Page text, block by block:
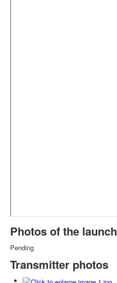
Photos of the launch
Pending
Transmitter photos